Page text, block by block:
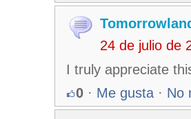
24 de julio de
I truly appreciate
0 · Me gusta · No